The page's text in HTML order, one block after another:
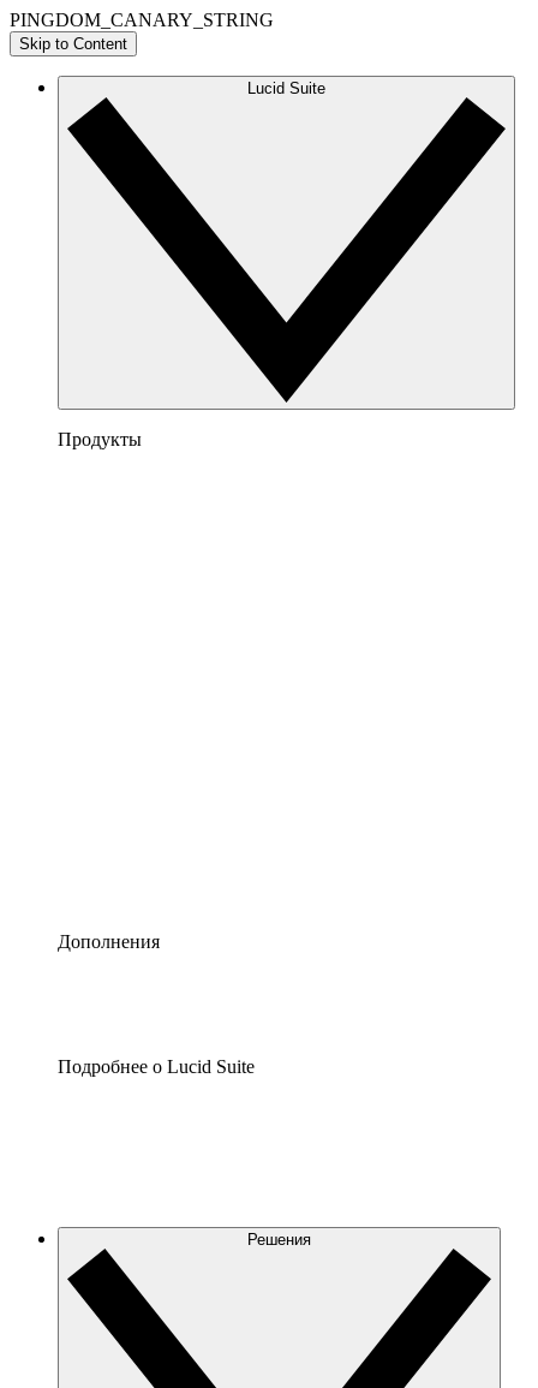
PINGDOM_CANARY_STRING
Skip to Content
Lucid Suite
Продукты
Дополнения
Подробнее о Lucid Suite
Решения